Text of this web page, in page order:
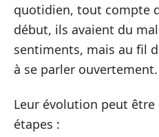
quotidien, tout compte
début, ils avaient du
sentiments, mais au fil
à se parler ouvertement.
Leur évolution peut être
étapes :